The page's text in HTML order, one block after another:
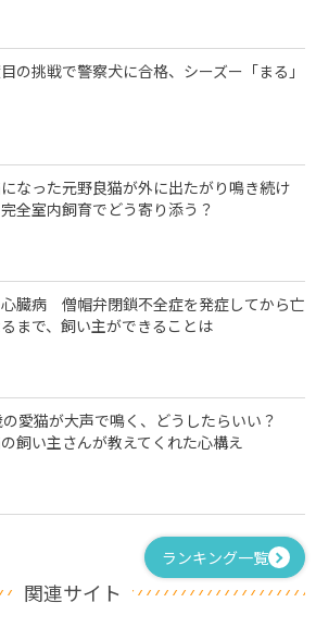
の挑戦で警察犬に合格、シーズー「まる」
なった元野良猫が外に出たがり鳴き続け
全室内飼育でどう寄り添う？
臓病 僧帽弁閉鎖不全症を発症してから亡
まで、飼い主ができることは
の愛猫が大声で鳴く、どうしたらいい？
飼い主さんが教えてくれた心構え
ランキング一覧
関連サイト